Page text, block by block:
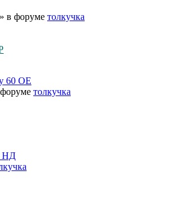
в форуме толкучка
60 OE
толкучка
НД